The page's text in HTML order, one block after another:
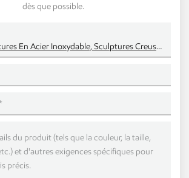
dès que possible.
Grandes Sculptures En Acier Inoxydable, Sculptures Creuses, Sculptures Animales, Ornements De Sculptures